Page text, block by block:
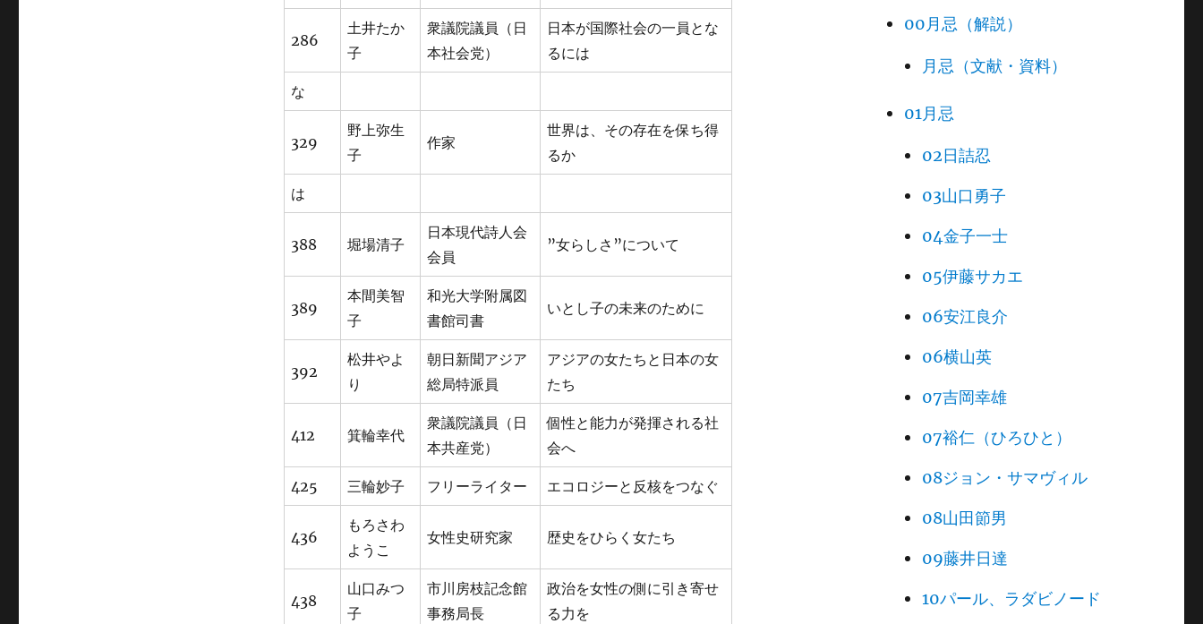
286
土井たか
子
衆議院議員（日
本社会党）
日本が国際社会の一員とな
るには
な
329
野上弥生
子
作家
世界は、その存在を保ち得
るか
は
388 堀場清子
日本現代詩人会
会員
”女らしさ”について
389
本間美智
子
和光大学附属図
書館司書
いとし子の未来のために
392
松井やよ
り
朝日新聞アジア
総局特派員
アジアの女たちと日本の女
たち
412 箕輪幸代
衆議院議員（日
本共産党）
個性と能力が発揮される社
会へ
425 三輪妙子 フリーライター エコロジーと反核をつなぐ
436
もろさわ
ようこ
女性史研究家 歴史をひらく女たち
438
山口みつ
子
市川房枝記念館
事務局長
政治を女性の側に引き寄せ
る力を
00月忌（解説）
月忌（文献・資料）
01月忌
02日詰忍
03山口勇子
04金子一士
05伊藤サカエ
06安江良介
06横山英
07吉岡幸雄
07裕仁（ひろひと）
08ジョン・サマヴィル
08山田節男
09藤井日達
10パール、ラダビノード